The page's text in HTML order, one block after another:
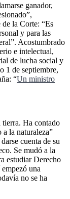
ganador,
la Corte: “Es
y para las
Acostumbrado
e intelectual,
de lucha social y
1 de septiembre,
“Un ministro
Ha contado
a la naturaleza”
cuenta de su
Se mudó a la
estudiar Derecho
una
no se ha